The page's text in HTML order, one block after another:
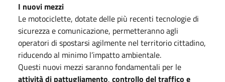
I nuovi mezzi
Le motociclette, dotate delle più recenti tecnologie di
sicurezza e comunicazione, permetteranno agli
operatori di spostarsi agilmente nel territorio cittadino,
riducendo al minimo l’impatto ambientale.
Questi nuovi mezzi saranno fondamentali per le
attività di pattugliamento, controllo del traffico e